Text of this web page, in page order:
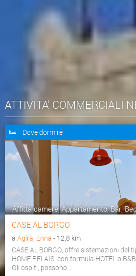
ATTIVITA' COMMERCIALI
Dove dormire
Affitta camere, Appartamento, Bar,
CASE AL BORGO
a Agira, Enna - 12,8 km
CASE AL BORGO, offre sistemazioni del
HOME RELAIS, con formula HOTEL o
Gli ospiti, possono...